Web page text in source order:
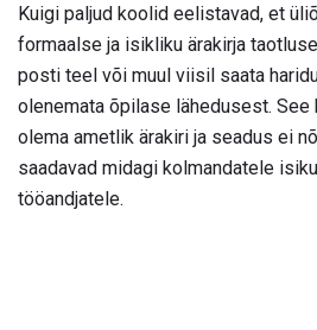
Kuigi paljud koolid eelistavad, et
formaalse ja isikliku ärakirja
posti teel või muul viisil saata
olenemata õpilase lähedusest.
olema ametlik ärakiri ja seadus ei
saadavad midagi kolmandatele
tööandjatele.